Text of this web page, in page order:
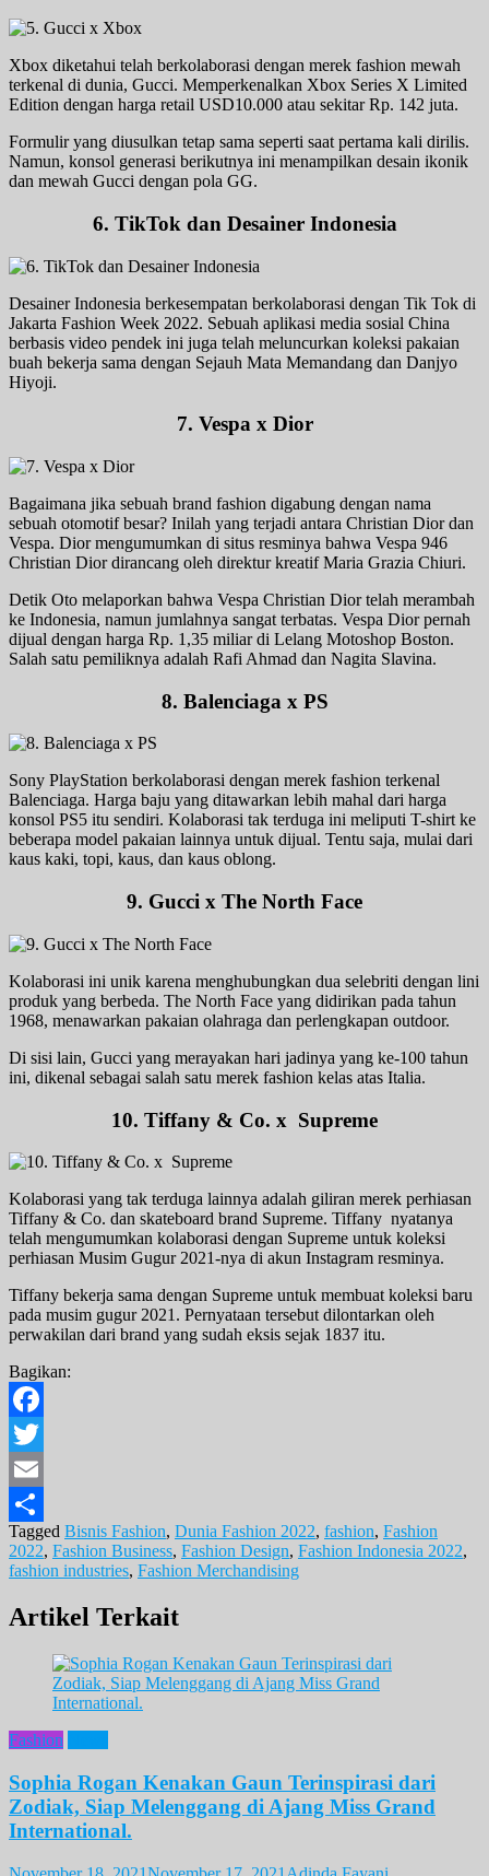
Xbox diketahui telah berkolaborasi dengan merek fashion mewah
terkenal di dunia, Gucci. Memperkenalkan Xbox Series X Limited
Edition dengan harga retail USD10.000 atau sekitar Rp. 142 juta.
Formulir yang diusulkan tetap sama seperti saat pertama kali dirilis.
Namun, konsol generasi berikutnya ini menampilkan desain ikonik
dan mewah Gucci dengan pola GG.
6. TikTok dan Desainer Indonesia
Desainer Indonesia berkesempatan berkolaborasi dengan Tik Tok di
Jakarta Fashion Week 2022. Sebuah aplikasi media sosial China
berbasis video pendek ini juga telah meluncurkan koleksi pakaian
buah bekerja sama dengan Sejauh Mata Memandang dan Danjyo
Hiyoji.
7. Vespa x Dior
Bagaimana jika sebuah brand fashion digabung dengan nama
sebuah otomotif besar? Inilah yang terjadi antara Christian Dior dan
Vespa. Dior mengumumkan di situs resminya bahwa Vespa 946
Christian Dior dirancang oleh direktur kreatif Maria Grazia Chiuri.
Detik Oto melaporkan bahwa Vespa Christian Dior telah merambah
ke Indonesia, namun jumlahnya sangat terbatas. Vespa Dior pernah
dijual dengan harga Rp. 1,35 miliar di Lelang Motoshop Boston.
Salah satu pemiliknya adalah Rafi Ahmad dan Nagita Slavina.
8. Balenciaga x PS
Sony PlayStation berkolaborasi dengan merek fashion terkenal
Balenciaga. Harga baju yang ditawarkan lebih mahal dari harga
konsol PS5 itu sendiri. Kolaborasi tak terduga ini meliputi T-shirt ke
beberapa model pakaian lainnya untuk dijual. Tentu saja, mulai dari
kaus kaki, topi, kaus, dan kaus oblong.
9. Gucci x The North Face
Kolaborasi ini unik karena menghubungkan dua selebriti dengan lini
produk yang berbeda. The North Face yang didirikan pada tahun
1968, menawarkan pakaian olahraga dan perlengkapan outdoor.
Di sisi lain, Gucci yang merayakan hari jadinya yang ke-100 tahun
ini, dikenal sebagai salah satu merek fashion kelas atas Italia.
10. Tiffany & Co. x Supreme
Kolaborasi yang tak terduga lainnya adalah giliran merek perhiasan
Tiffany & Co. dan skateboard brand Supreme. Tiffany nyatanya
telah mengumumkan kolaborasi dengan Supreme untuk koleksi
perhiasan Musim Gugur 2021-nya di akun Instagram resminya.
Tiffany bekerja sama dengan Supreme untuk membuat koleksi baru
pada musim gugur 2021. Pernyataan tersebut dilontarkan oleh
perwakilan dari brand yang sudah eksis sejak 1837 itu.
Bagikan:
Facebook
Twitter
Email
Share
Tagged Bisnis Fashion, Dunia Fashion 2022, fashion, Fashion
2022, Fashion Business, Fashion Design, Fashion Indonesia 2022,
fashion industries, Fashion Merchandising
Artikel Terkait
Fashion
Sophia Rogan Kenakan Gaun Terinspirasi dari
Zodiak, Siap Melenggang di Ajang Miss Grand
International.